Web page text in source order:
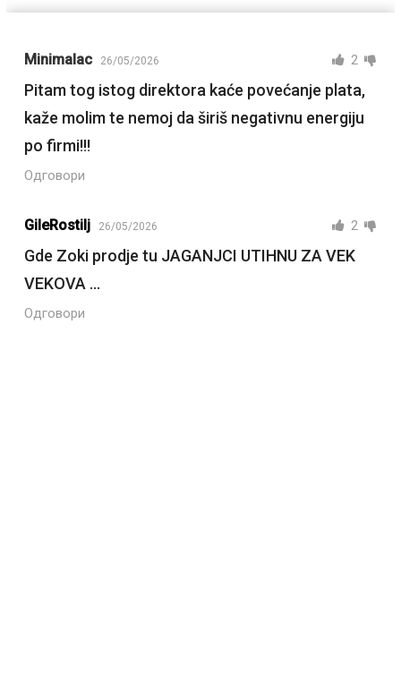
Minimalac 26/05/2026 2
Pitam tog istog direktora kaće povećanje plata,
kaže molim te nemoj da širiš negativnu energiju
po firmi!!!
Одговори
GileRostilj 26/05/2026 2
Gde Zoki prodje tu JAGANJCI UTIHNU ZA VEK
VEKOVA …
Одговори